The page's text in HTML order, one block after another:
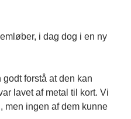
i dag dog i en ny
forstå at den kan
lavet af metal til kort. Vi
men ingen af dem kunne